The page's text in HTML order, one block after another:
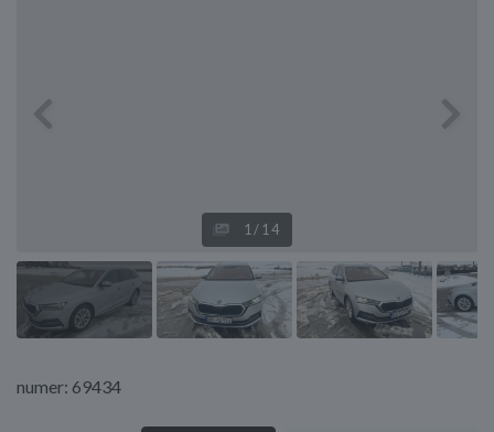
Next
1 /14
numer: 69434